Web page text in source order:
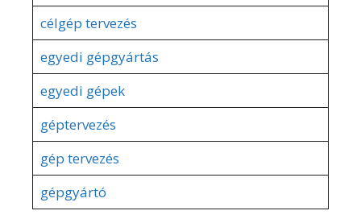
célgép tervezés
egyedi gépgyártás
egyedi gépek
géptervezés
gép tervezés
gépgyártó